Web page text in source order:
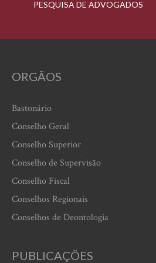
PESQUISA DE ADVOGADOS
ORGÃOS
Bastonário
Conselho Geral
Conselho Superior
Conselho de Supervisão
Conselho Fiscal
Conselhos Regionais
Conselhos de Deontologia
PUBLICAÇÕES